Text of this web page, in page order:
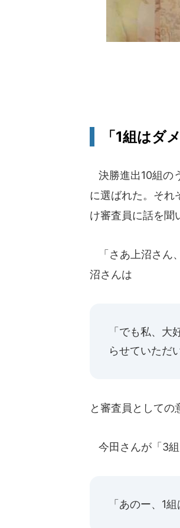
「1組はダ
決勝進出10組の
に選ばれた。それ
け審査員に話を聞
「さあ上沼さん
沼さんは
「でも私、
らせていただ
と審査員としての
今田さんが「3組
「あのー、1